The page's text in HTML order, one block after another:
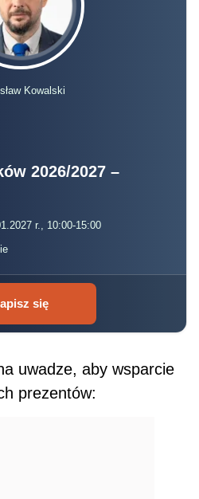
Kowalski
2026/2027 –
r., 10:00-15:00
się
uwadze, aby wsparcie
prezentów: